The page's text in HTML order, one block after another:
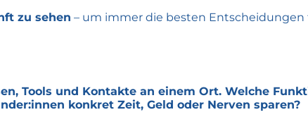
zu sehen – um immer die besten
Tools und Kontakte an einem Ort. Welche
konkret Zeit, Geld oder Nerven sparen?